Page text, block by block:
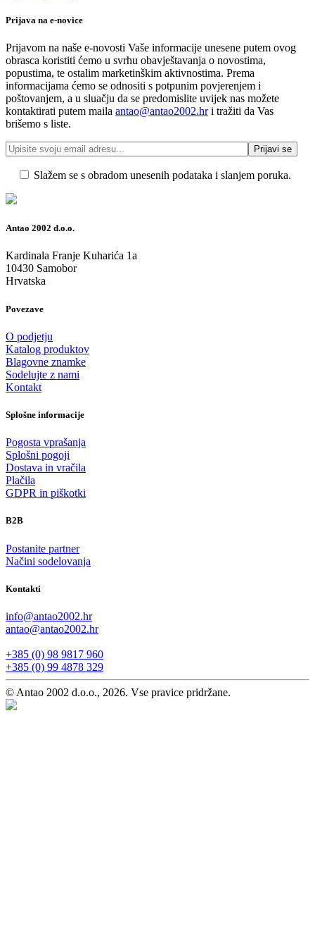
Prijava na e-novice
Prijavom na naše e-novosti Vaše informacije unesene putem ovog
obrasca koristiti ćemo u svrhu obavještavanja o novostima,
popustima, te ostalim marketinškim aktivnostima. Prema
informacijama ćemo se odnositi s potpunim povjerenjem i
poštovanjem, a u sluačju da se predomislite uvijek nas možete
kontaktirati putem maila antao@antao2002.hri tražiti da Vas
brišemo s liste.
Slažem se s obradom unesenih podataka i slanjem poruka.
Antao 2002 d.o.o.
Kardinala Franje Kuharića 1a
10430 Samobor
Hrvatska
Povezave
O podjetju
Katalog produktov
Blagovne znamke
Sodelujte z nami
Kontakt
Splošne informacije
Pogosta vprašanja
Splošni pogoji
Dostava in vračila
Plačila
GDPR in piškotki
B2B
Postanite partner
Načini sodelovanja
Kontakti
info@antao2002.hr
antao@antao2002.hr
+385 (0) 98 9817 960
+385 (0) 99 4878 329
© Antao 2002 d.o.o., 2026. Vse pravice pridržane.